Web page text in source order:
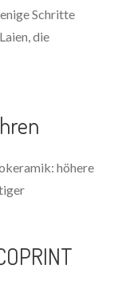
Schritte
die
höhere